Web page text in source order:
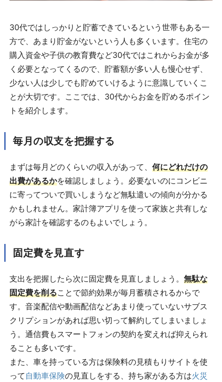
30代ではしっかりと貯蓄できているという世帯もある一
方で、あまり貯金がないという人も多くいます。住宅の
購入資金や子供の教育費など30代ではこれからお金が多
く必要となってくるので、貯蓄額が多い人も慢心せず、
少ない人は少しでも貯めていけるように意識していくこ
とが大切です。ここでは、30代からお金を貯めるポイン
トを紹介します。
毎月の収支を把握する
まずは毎月どのくらいの収入があって、 何にどれだけの
出費があるかを確認しましょう。必要ないのにコンビニ
に寄ってついで買いしまうなど無駄遣いの傾向が分かる
かもしれません。家計簿アプリを使って家族と共有しな
がら家計を確認するのもよいでしょう。
固定費を見直す
支出を把握したら次に固定費を見直しましょう。 無駄な
固定費を削ることで節約効果が毎月蓄積されるからで
す。音楽配信や動画配信などあまり使っていないサブス
クリプションがあれば思い切って解約してしまいましょ
う。通信費もスマートフォンの契約を変えれば抑えられ
ることも多いです。
また、車を持っている方は保険料の見積もりサイトを使
って 自動車保険の見直しをする、持ち家がある方は火災